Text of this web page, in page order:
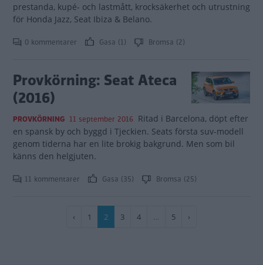
prestanda, kupé- och lastmått, krocksäkerhet och utrustning
för Honda Jazz, Seat Ibiza & Belano.
0 kommentarer Gasa (1) Bromsa (2)
Provkörning: Seat Ateca
(2016)
PROVKÖRNING 11 september 2016 Ritad i Barcelona, döpt efter
en spansk by och byggd i Tjeckien. Seats första suv-modell
genom tiderna har en lite brokig bakgrund. Men som bil
känns den helgjuten.
11 kommentarer Gasa (35) Bromsa (25)
PagineringFöregående
‹ Sida
1
Nuvarande
2 Sida
3 Sida
4 … Sida
5
Nästa
›